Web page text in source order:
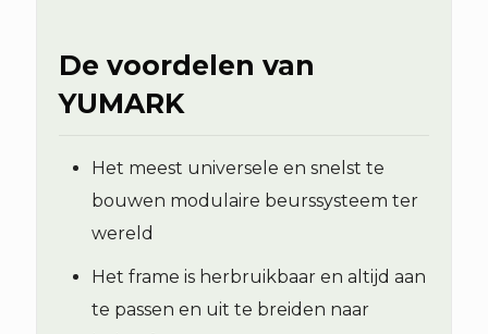
De voordelen van
YUMARK
Het meest universele en snelst te
bouwen modulaire beurssysteem ter
wereld
Het frame is herbruikbaar en altijd aan
te passen en uit te breiden naar